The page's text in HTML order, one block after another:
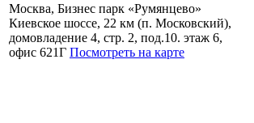
Москва, Бизнес парк «Румянцево»
Киевское шоссе, 22 км (п. Московский),
домовладение 4, стр. 2, под.10. этаж 6,
офис 621Г Посмотреть на карте